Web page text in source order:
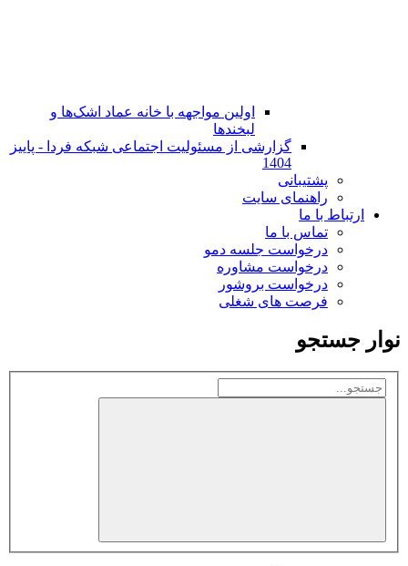
اولین مواجهه با خانه عماد اشک‌ها و
لبخندها
گزارشی از مسئولیت اجتماعی شبکه فردا - پاییز
1404
پشتیبانی
راهنمای سایت
ارتباط با ما
تماس با ما
در‌خواست جلسه دمو
درخواست مشاوره
درخواست بروشور
فرصت های شغلی
نوار جستجو